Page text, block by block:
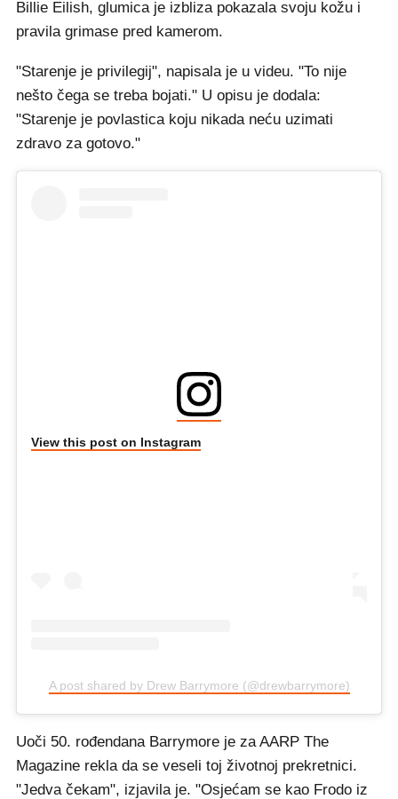
Billie Eilish, glumica je izbliza pokazala svoju kožu i
pravila grimase pred kamerom.
"Starenje je privilegij", napisala je u videu. "To nije
nešto čega se treba bojati." U opisu je dodala:
"Starenje je povlastica koju nikada neću uzimati
zdravo za gotovo."
View this post on Instagram
A post shared by Drew Barrymore (@drewbarrymore)
Uoči 50. rođendana Barrymore je za AARP The
Magazine rekla da se veseli toj životnoj prekretnici.
"Jedva čekam", izjavila je. "Osjećam se kao Frodo iz